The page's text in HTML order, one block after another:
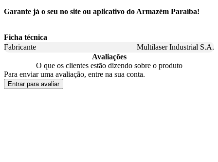
Garante já o seu no site ou aplicativo do Armazém Paraíba!
Ficha técnica
Fabricante
Multilaser Industrial S.A.
Avaliações
O que os clientes estão dizendo sobre o produto
Para enviar uma avaliação, entre na sua conta.
Entrar para avaliar